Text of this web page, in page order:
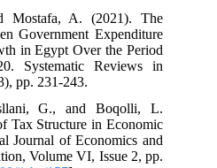
Mostafa, A. (2021). The
Government Expenditure
in Egypt Over the Period
Systematic Reviews in
pp. 231-243.
G., and Boqolli, L.
Tax Structure in Economic
Journal of Economics and
Volume VI, Issue 2, pp.